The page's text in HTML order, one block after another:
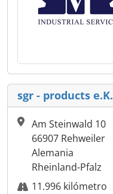
sgr - products e.K.
Am Steinwald 10
66907 Rehweiler
Alemania
Rheinland-Pfalz
11.996 kilómetro